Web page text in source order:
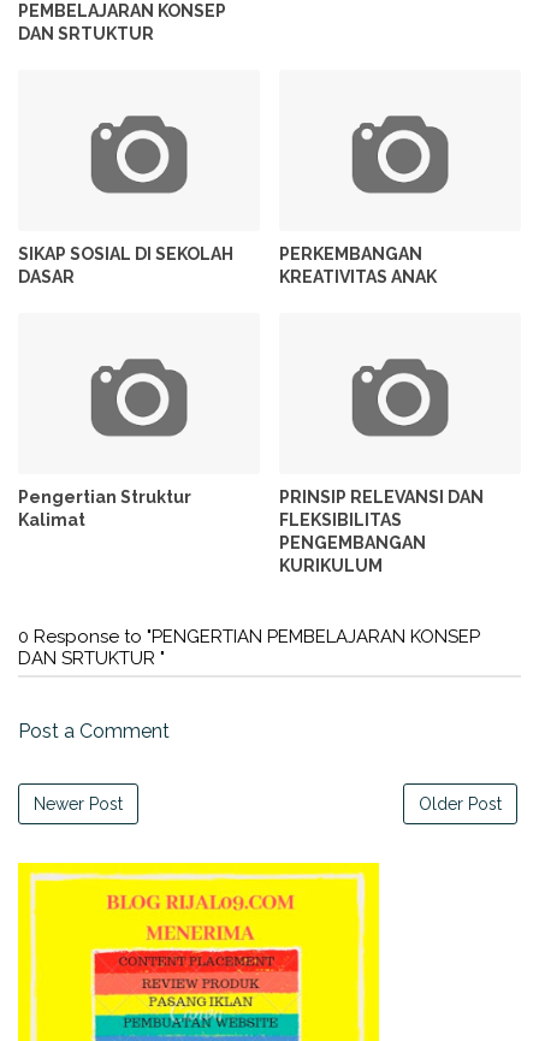
PEMBELAJARAN KONSEP
DAN SRTUKTUR
SIKAP SOSIAL DI SEKOLAH
DASAR
PERKEMBANGAN
KREATIVITAS ANAK
Pengertian Struktur
Kalimat
PRINSIP RELEVANSI DAN
FLEKSIBILITAS
PENGEMBANGAN
KURIKULUM
0 Response to "PENGERTIAN PEMBELAJARAN KONSEP
DAN SRTUKTUR "
Post a Comment
Newer Post Older Post